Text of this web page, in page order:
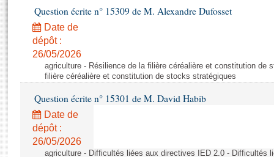
Propositions de loi
Amendements
Textes adoptés
Rapports d'information
Rapports législatifs
Rapports sur l'application des lois
Baromètre de l’application des lois
Histoire
Juniors
Anciennes législatures
Liens vers les sites publics
Contacts et plan d'accès
Photos libres de droit
Question écrite n° 15309 de M. Alexandre Dufosset
Date de
dépôt :
26/05/2026
agriculture - Résilience de la filière céréalière et constitution de
filière céréalière et constitution de stocks stratégiques
Question écrite n° 15301 de M. David Habib
Date de
dépôt :
26/05/2026
agriculture - Difficultés liées aux directives IED 2.0 - Difficultés